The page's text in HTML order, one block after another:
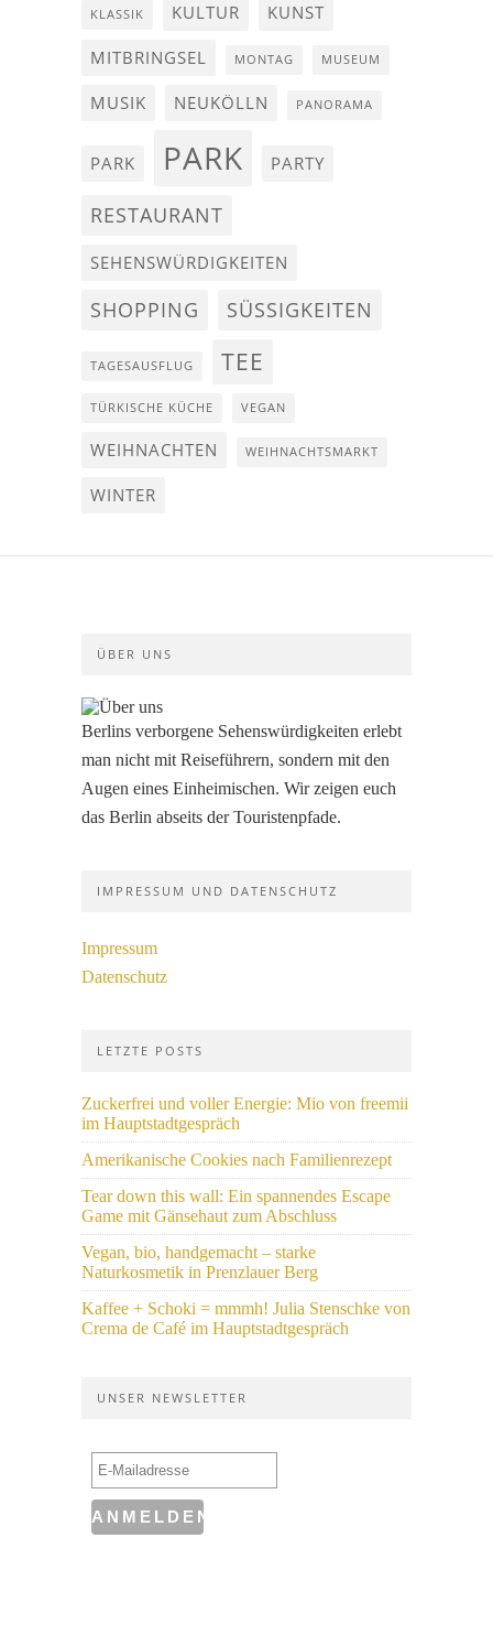
KLASSIK KULTUR KUNST
MITBRINGSEL MONTAG MUSEUM
MUSIK NEUKÖLLN PANORAMA
PARK PARK PARTY
RESTAURANT
SEHENSWÜRDIGKEITEN
SHOPPING SÜSSIGKEITEN
TAGESAUSFLUG TEE
TÜRKISCHE KÜCHE VEGAN
WEIHNACHTEN WEIHNACHTSMARKT
WINTER
ÜBER UNS
Berlins verborgene Sehenswürdigkeiten erlebt
man nicht mit Reiseführern, sondern mit den
Augen eines Einheimischen. Wir zeigen euch
das Berlin abseits der Touristenpfade.
IMPRESSUM UND DATENSCHUTZ
Impressum
Datenschutz
LETZTE POSTS
Zuckerfrei und voller Energie: Mio von freemii
im Hauptstadtgespräch
Amerikanische Cookies nach Familienrezept
Tear down this wall: Ein spannendes Escape
Game mit Gänsehaut zum Abschluss
Vegan, bio, handgemacht – starke
Naturkosmetik in Prenzlauer Berg
Kaffee + Schoki = mmmh! Julia Stenschke von
Crema de Café im Hauptstadtgespräch
UNSER NEWSLETTER